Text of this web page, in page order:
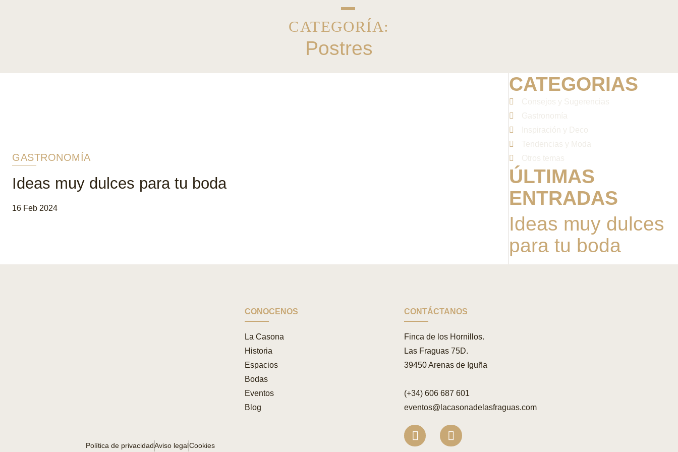
CATEGORÍA:
Postres
GASTRONOMÍA
Ideas muy dulces para tu boda
16 Feb 2024
CATEGORIAS
Consejos y Sugerencias
Gastronomía
Inspiración y Deco
Tendencias y Moda
Otros temas
ÚLTIMAS
ENTRADAS
Ideas muy dulces
para tu boda
CONOCENOS
La Casona
Historia
Espacios
Bodas
Eventos
Blog
CONTÁCTANOS
Finca de los Hornillos.
Las Fraguas 75D.
39450 Arenas de Iguña
(+34) 606 687 601
eventos@lacasonadelasfraguas.com
Política de privacidad Aviso legal Cookies